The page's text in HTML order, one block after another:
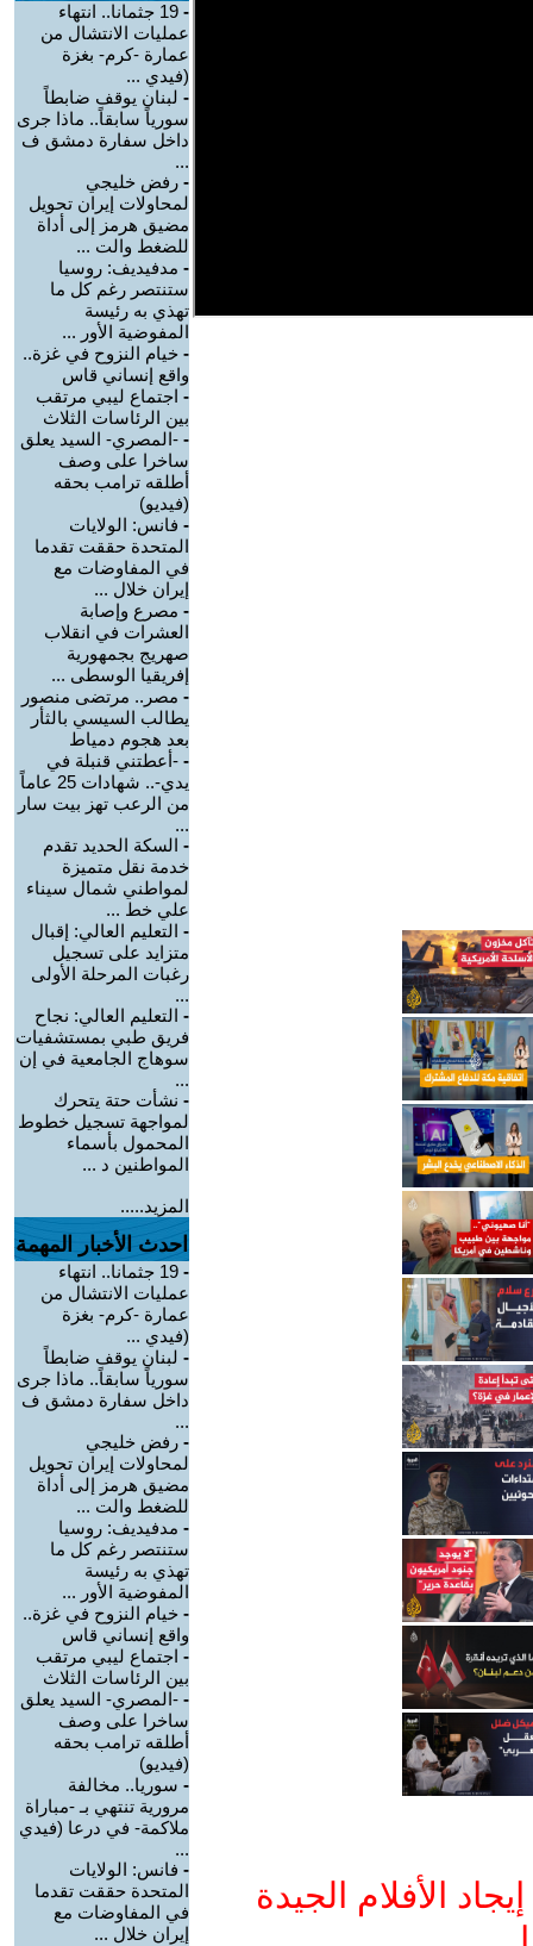
الأفلام الجيدة
-
19 جثمانا.. انتهاء
عمليات الانتشال من
عمارة -كرم- بغزة
(فيدي ...
- لبنان يوقف ضابطاً
سورياً سابقاً.. ماذا جرى
داخل سفارة دمشق ف
...
- رفض خليجي
لمحاولات إيران تحويل
مضيق هرمز إلى أداة
للضغط والت ...
- مدفيديف: روسيا
ستنتصر رغم كل ما
تهذي به رئيسة
المفوضية الأور ...
- خيام النزوح في غزة..
واقع إنساني قاس
- اجتماع ليبي مرتقب
بين الرئاسات الثلاث
- -المصري- السيد يعلق
ساخرا على وصف
أطلقه ترامب بحقه
(فيديو)
- فانس: الولايات
المتحدة حققت تقدما
في المفاوضات مع
إيران خلال ...
- مصرع وإصابة
العشرات في انقلاب
صهريج بجمهورية
إفريقيا الوسطى ...
- مصر.. مرتضى منصور
يطالب السيسي بالثأر
بعد هجوم دمياط
- -أعطتني قنبلة في
يدي-.. شهادات 25 عاماً
من الرعب تهز بيت سار
...
- السكة الحديد تقدم
خدمة نقل متميزة
لمواطني شمال سيناء
علي خط ...
- التعليم العالي: إقبال
متزايد على تسجيل
رغبات المرحلة الأولى
...
- التعليم العالي: نجاح
فريق طبي بمستشفيات
سوهاج الجامعية في إن
...
- نشأت حتة يتحرك
لمواجهة تسجيل خطوط
المحمول بأسماء
المواطنين د ...
المزيد.....
احدث الأخبار المهمة
-
19 جثمانا.. انتهاء
عمليات الانتشال من
عمارة -كرم- بغزة
(فيدي ...
- لبنان يوقف ضابطاً
سورياً سابقاً.. ماذا جرى
داخل سفارة دمشق ف
...
- رفض خليجي
لمحاولات إيران تحويل
مضيق هرمز إلى أداة
للضغط والت ...
- مدفيديف: روسيا
ستنتصر رغم كل ما
تهذي به رئيسة
المفوضية الأور ...
- خيام النزوح في غزة..
واقع إنساني قاس
- اجتماع ليبي مرتقب
بين الرئاسات الثلاث
- -المصري- السيد يعلق
ساخرا على وصف
أطلقه ترامب بحقه
(فيديو)
- سوريا.. مخالفة
مرورية تنتهي بـ -مباراة
ملاكمة- في درعا (فيدي
...
- فانس: الولايات
المتحدة حققت تقدما
في المفاوضات مع
إيران خلال ...